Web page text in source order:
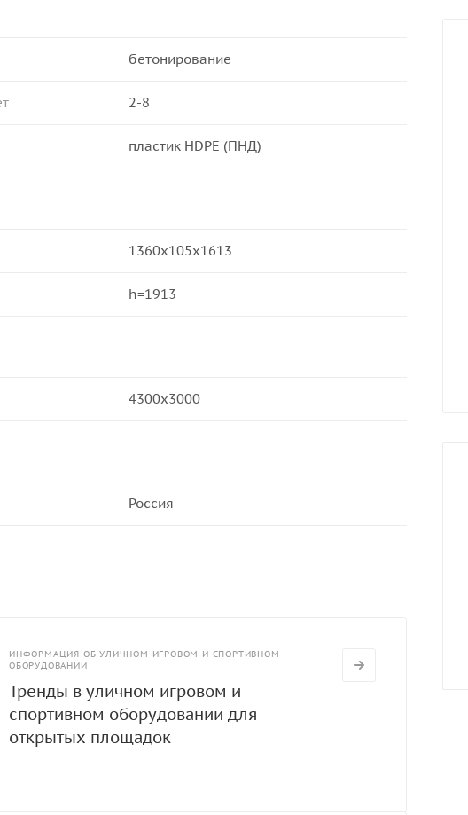
бетонирование
2-8
пластик HDPE (ПНД)
1360x105x1613
h=1913
4300х3000
Россия
ИНФОРМАЦИЯ ОБ УЛИЧНОМ ИГРОВОМ И СПОРТИВНОМ
ОБОРУДОВАНИИ
Тренды в уличном игровом и
спортивном оборудовании для
открытых площадок